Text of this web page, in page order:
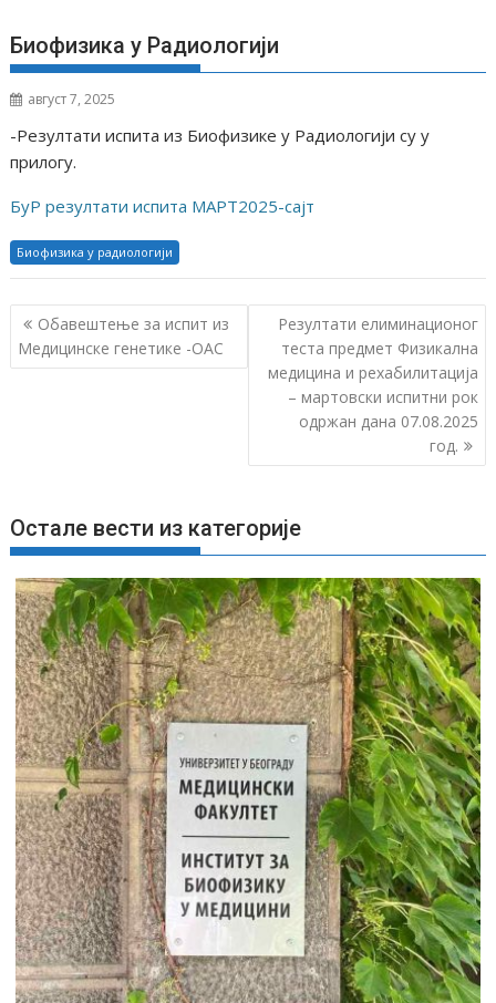
Биофизика у Радиологији
август 7, 2025
-Резултати испита из Биофизике у Радиологији су у
прилогу.
БуР резултати испита МАРТ2025-сајт
Биофизика у радиологији
К
р
ч
л
а
н
к
а
Обавештење за испит из
Медицинске генетике -ОАС
Резултати елиминационог
теста предмет Физикална
медицина и рехабилитација
– мартовски испитни рок
одржан дана 07.08.2025
год.
Остале вести из категорије